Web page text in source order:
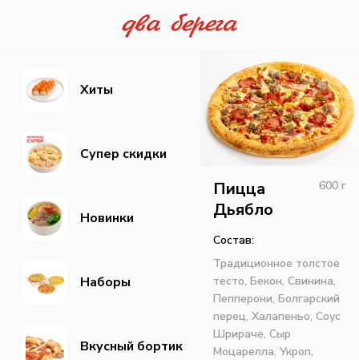
Хиты
Супер скидки
Новинки
Наборы
Вкусный бортик
Пицца
Дьябло
600 г
Состав:
Традиционное толстое
тесто, Бекон, Свинина,
Пепперони, Болгарский
перец, Халапеньо, Соус
Шрираче, Сыр
Моцарелла, Укроп,